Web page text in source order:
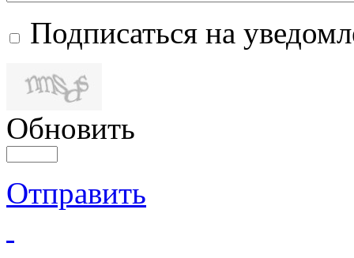
Подписаться на
Обновить
Отправить